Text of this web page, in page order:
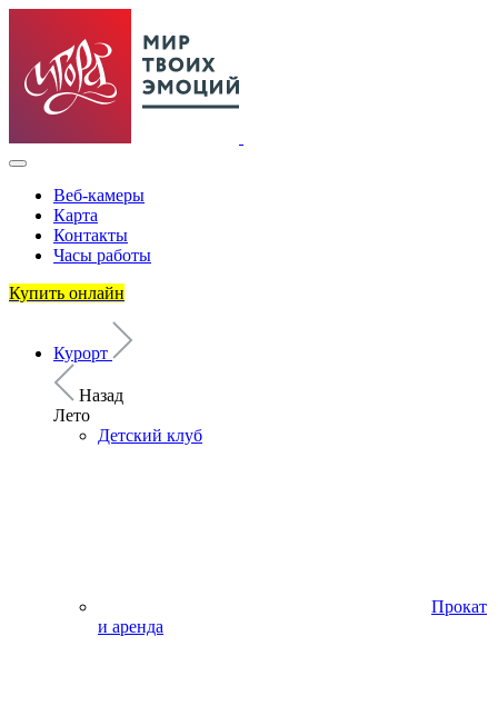
Веб-камеры
Карта
Контакты
Часы работы
Купить онлайн
Курорт
Назад
Лето
Детский клуб
Прокат
и аренда